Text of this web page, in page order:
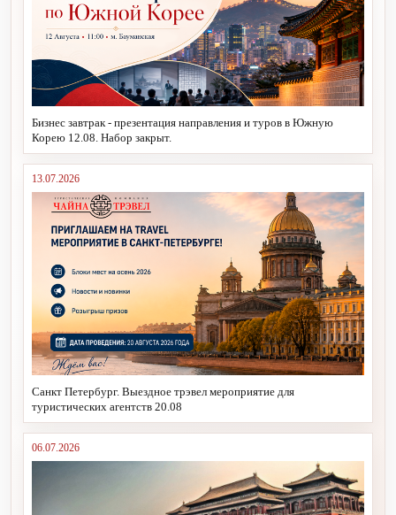
Бизнес завтрак - презентация направления и туров в Южную
Корею 12.08. Набор закрыт.
13.07.2026
Санкт Петербург. Выездное трэвел мероприятие для
туристических агентств 20.08
06.07.2026